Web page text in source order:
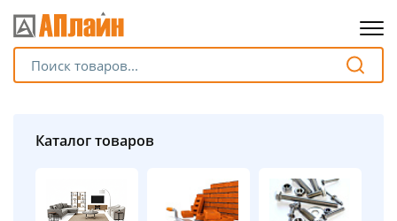
Каталог товаров
Разбейте
без переплат